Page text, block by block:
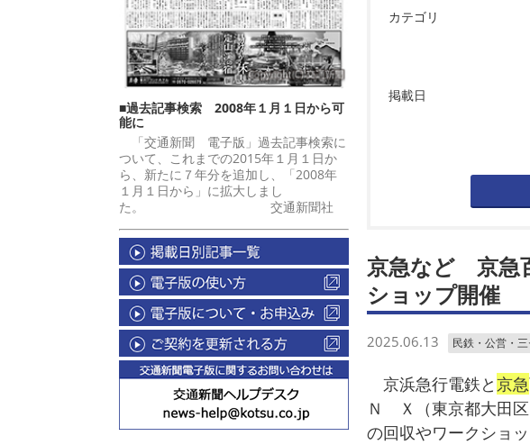
■過去記事検索 2008年１月１日から可
能に
「交通新聞 電子版」過去記事検索に
ついて、これまでの2015年１月１日か
ら、新たに７年分を追加し、「2008年
１月１日から」に拡大しまし
た。 交通新聞社
カテゴリ
掲載日
京急など 京急
ショップ開催
2025.06.13 民鉄・公営・三
京浜急行電鉄と京急
Ｎ Ｘ（東京都大田
の回収やワークショ